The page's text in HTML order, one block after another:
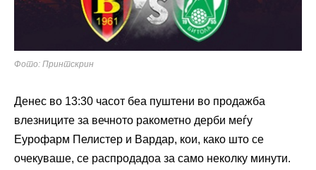
Фото: Принтскрин
Денес во 13:30 часот беа пуштени во продажба
влезниците за вечното ракометно дерби меѓу
Еурофарм Пелистер и Вардар, кои, како што се
очекуваше, се распродадоа за само неколку минути.